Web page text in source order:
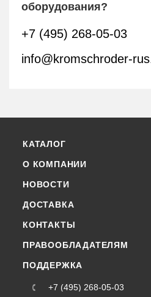
оборудования?
+7 (495) 268-05-03
info@kromschroder-
КАТАЛОГ
О КОМПАНИИ
НОВОСТИ
ДОСТАВКА
КОНТАКТЫ
ПРАВООБЛАДАТЕЛЯМ
ПОДДЕРЖКА
+7 (495) 268-05-03